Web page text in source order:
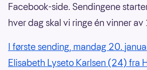
Facebook-side. Sendingene
hver dag skal vi ringe én vinner
I første sending, mandag 20.
Elisabeth Lyseto Karlsen (24) fra